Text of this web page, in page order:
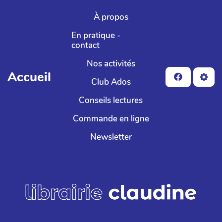
Aller au contenu principal
Accueil
À propos
En pratique -
contact
Nos activités
Club Ados
Conseils lectures
Commande en ligne
Newsletter